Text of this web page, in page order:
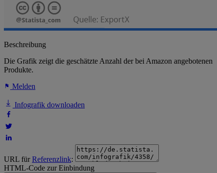
Beschreibung
Die Grafik zeigt die geschätzte Anzahl der bei Amazon angebotenen
Produkte.
Melden
Infografik downloaden
URL fürReferenzlink:
HTML-Code zur Einbindung